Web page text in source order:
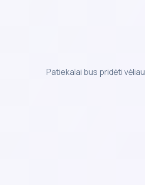
Patiekalai bus pridėti vėliau